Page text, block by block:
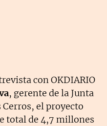
con OKDIARIO
, gerente de la Junta
Cerros, el proyecto
total de 4,7 millones